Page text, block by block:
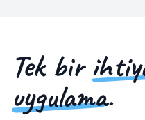
Tek bir
uygulama.